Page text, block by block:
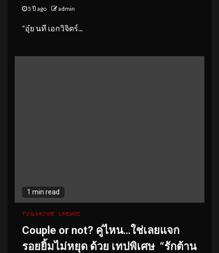
5 ปี ago admin
“อุ๋ย นที เอกวิจิตร์...
1 min read
TV & MOVIE UPDATE
Couple or not? คู่ไหน…ใช่เลยแจก
รอยยิ้มไม่หยุด ด้วย เทปพิเศษ “รักต้าน